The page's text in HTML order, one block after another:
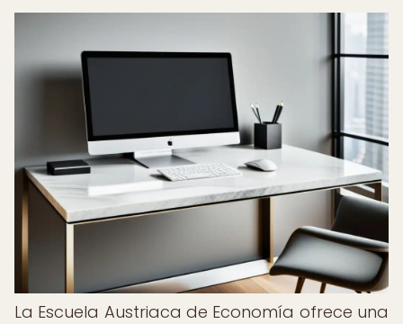
La Escuela Austriaca de Economía ofrece una